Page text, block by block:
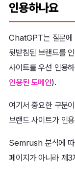
인용하나요
ChatGPT는 질문에
뒷받침된 브랜드를
사이트를 우선 인용
인용된 도메인).
여기서 중요한 구분
브랜드 사이트가 인
Semrush 분석에 따
페이지가 아니라 제